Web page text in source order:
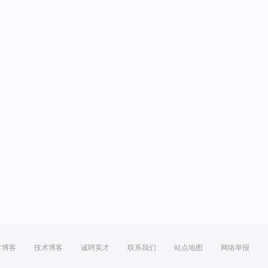
博客 技术博客 诚聘英才 联系我们 站点地图 网络举报